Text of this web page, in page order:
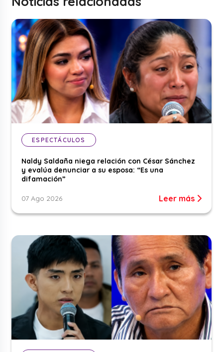
ESPECTÁCULOS
Naldy Saldaña niega relación con César Sánchez
y evalúa denunciar a su esposa: “Es una
difamación”
07 Ago 2026 Leer más